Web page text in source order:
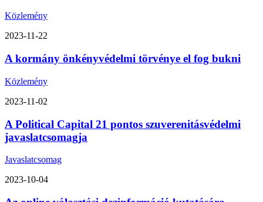
Közlemény
2023-11-22
A kormány önkényvédelmi törvénye el fog bukni
Közlemény
2023-11-02
A Political Capital 21 pontos szuverenitásvédelmi
javaslatcsomagja
Javaslatcsomag
2023-10-04